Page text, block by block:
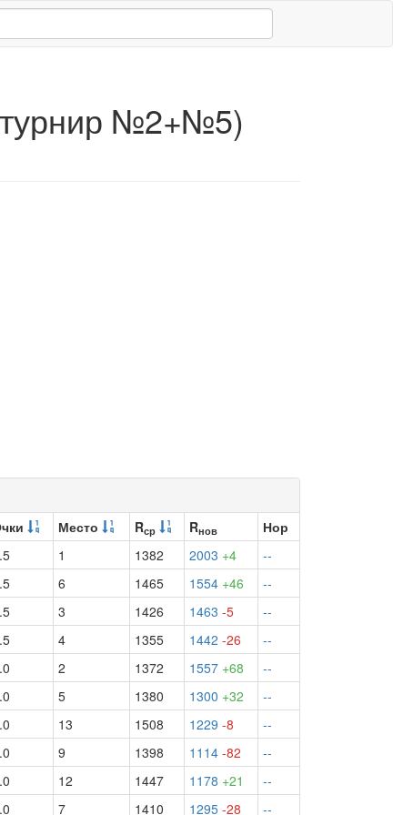
турнир №2+№5)
Место Rср Rнов
Нор
1 1382 2003 +4
--
6 1465 1554 +46
--
3 1426 1463 -5
--
4 1355 1442 -26
--
2 1372 1557 +68
--
5 1380 1300 +32
--
13 1508 1229 -8
--
9 1398 1114 -82
--
12 1447 1178 +21
--
7 1410 1295 -28 --